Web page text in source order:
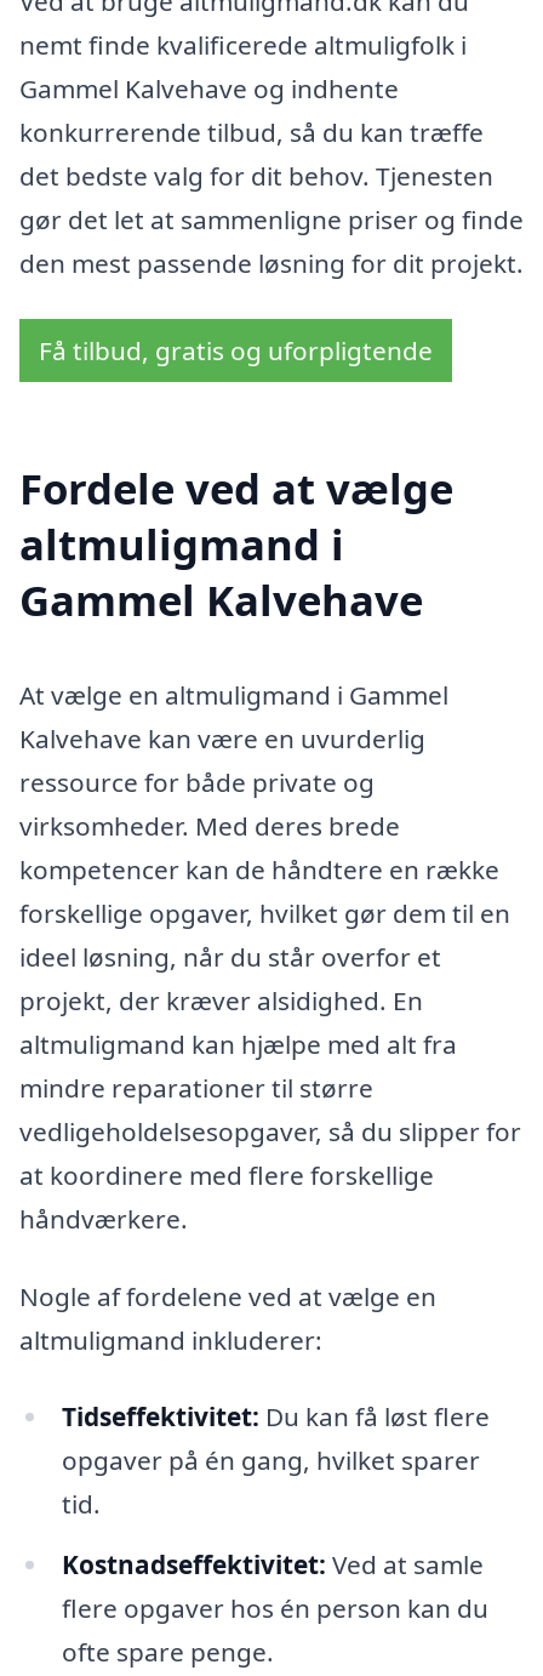
nemt finde kvalificerede altmuligfolk i
Gammel Kalvehave og indhente
konkurrerende tilbud, så du kan træffe
det bedste valg for dit behov. Tjenesten
gør det let at sammenligne priser og finde
den mest passende løsning for dit projekt.
Få tilbud, gratis og uforpligtende
Fordele ved at vælge
altmuligmand i
Gammel Kalvehave
At vælge en altmuligmand i Gammel
Kalvehave kan være en uvurderlig
ressource for både private og
virksomheder. Med deres brede
kompetencer kan de håndtere en række
forskellige opgaver, hvilket gør dem til en
ideel løsning, når du står overfor et
projekt, der kræver alsidighed. En
altmuligmand kan hjælpe med alt fra
mindre reparationer til større
vedligeholdelsesopgaver, så du slipper for
at koordinere med flere forskellige
håndværkere.
Nogle af fordelene ved at vælge en
altmuligmand inkluderer:
Tidseffektivitet: Du kan få løst flere
opgaver på én gang, hvilket sparer
tid.
Kostnadseffektivitet: Ved at samle
flere opgaver hos én person kan du
ofte spare penge.